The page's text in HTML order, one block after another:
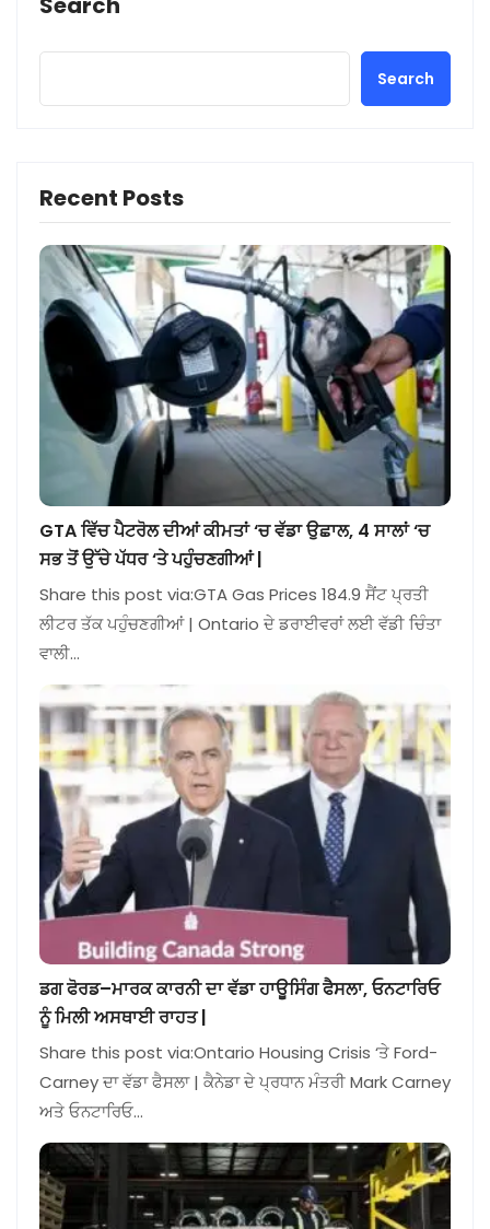
Search
Recent Posts
GTA ਵਿੱਚ ਪੈਟਰੋਲ ਦੀਆਂ ਕੀਮਤਾਂ ‘ਚ ਵੱਡਾ ਉਛਾਲ, 4 ਸਾਲਾਂ ‘ਚ
ਸਭ ਤੋਂ ਉੱਚੇ ਪੱਧਰ ‘ਤੇ ਪਹੁੰਚਣਗੀਆਂ |
Share this post via:GTA Gas Prices 184.9 ਸੈਂਟ ਪ੍ਰਤੀ
ਲੀਟਰ ਤੱਕ ਪਹੁੰਚਣਗੀਆਂ | Ontario ਦੇ ਡਰਾਈਵਰਾਂ ਲਈ ਵੱਡੀ ਚਿੰਤਾ
ਵਾਲੀ…
ਡਗ ਫੋਰਡ–ਮਾਰਕ ਕਾਰਨੀ ਦਾ ਵੱਡਾ ਹਾਊਸਿੰਗ ਫੈਸਲਾ, ਓਨਟਾਰਿਓ
ਨੂੰ ਮਿਲੀ ਅਸਥਾਈ ਰਾਹਤ |
Share this post via:Ontario Housing Crisis ‘ਤੇ Ford-
Carney ਦਾ ਵੱਡਾ ਫੈਸਲਾ | ਕੈਨੇਡਾ ਦੇ ਪ੍ਰਧਾਨ ਮੰਤਰੀ Mark Carney
ਅਤੇ ਓਨਟਾਰਿਓ…